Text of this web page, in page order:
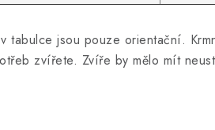
tabulce jsou pouze orientační.
zvířete. Zvíře by mělo mít